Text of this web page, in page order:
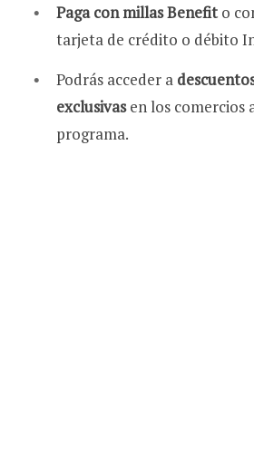
Paga con millas Benefito
tarjeta de crédito o débito
Podrás acceder a
exclusivasen los comercios
programa.